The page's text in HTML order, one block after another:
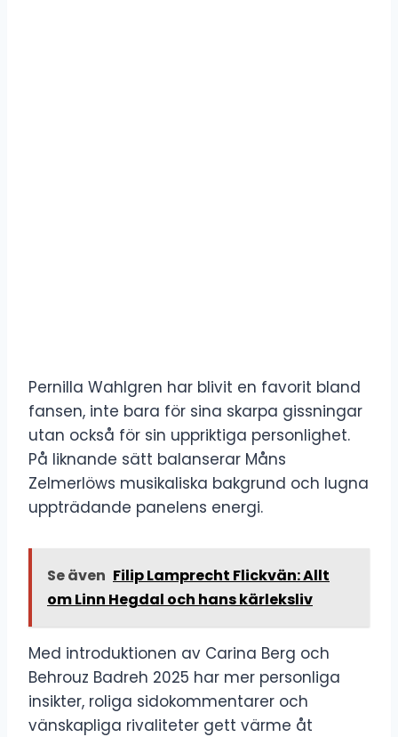
Pernilla Wahlgren har blivit en favorit bland
fansen, inte bara för sina skarpa gissningar
utan också för sin uppriktiga personlighet.
På liknande sätt balanserar Måns
Zelmerlöws musikaliska bakgrund och lugna
uppträdande panelens energi.
Se även Filip Lamprecht Flickvän: Allt
om Linn Hegdal och hans kärleksliv
Med introduktionen av Carina Berg och
Behrouz Badreh 2025 har mer personliga
insikter, roliga sidokommentarer och
vänskapliga rivaliteter gett värme åt